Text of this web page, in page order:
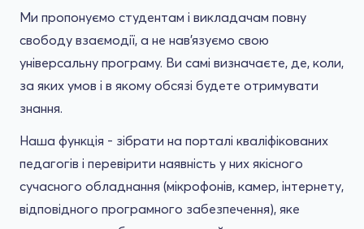
Ми пропонуємо студентам і викладачам повну
свободу взаємодії, а не нав'язуємо свою
універсальну програму. Ви самі визначаєте, де, коли,
за яких умов і в якому обсязі будете отримувати
знання.
Наша функція - зібрати на порталі кваліфікованих
педагогів і перевірити наявність у них якісного
сучасного обладнання (мікрофонів, камер, інтернету,
відповідного програмного забезпечення), яке